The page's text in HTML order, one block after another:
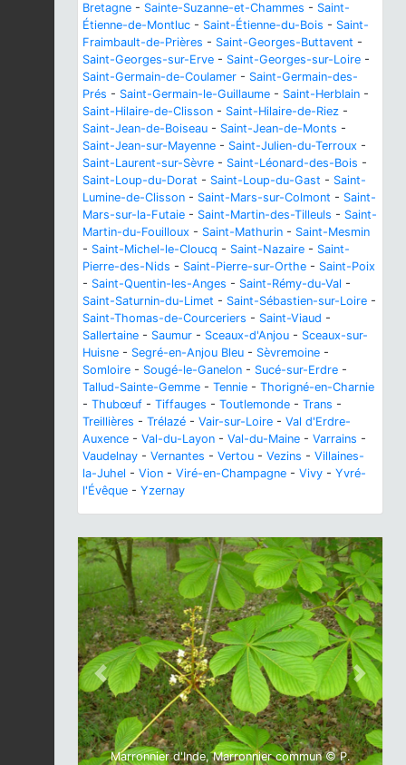
Bretagne - Sainte-Suzanne-et-Chammes - Saint-
Étienne-de-Montluc - Saint-Étienne-du-Bois - Saint-
Fraimbault-de-Prières - Saint-Georges-Buttavent -
Saint-Georges-sur-Erve - Saint-Georges-sur-Loire -
Saint-Germain-de-Coulamer - Saint-Germain-des-
Prés - Saint-Germain-le-Guillaume - Saint-Herblain -
Saint-Hilaire-de-Clisson - Saint-Hilaire-de-Riez -
Saint-Jean-de-Boiseau - Saint-Jean-de-Monts -
Saint-Jean-sur-Mayenne - Saint-Julien-du-Terroux -
Saint-Laurent-sur-Sèvre - Saint-Léonard-des-Bois -
Saint-Loup-du-Dorat - Saint-Loup-du-Gast - Saint-
Lumine-de-Clisson - Saint-Mars-sur-Colmont - Saint-
Mars-sur-la-Futaie - Saint-Martin-des-Tilleuls - Saint-
Martin-du-Fouilloux - Saint-Mathurin - Saint-Mesmin
- Saint-Michel-le-Cloucq - Saint-Nazaire - Saint-
Pierre-des-Nids - Saint-Pierre-sur-Orthe - Saint-Poix
- Saint-Quentin-les-Anges - Saint-Rémy-du-Val -
Saint-Saturnin-du-Limet - Saint-Sébastien-sur-Loire -
Saint-Thomas-de-Courceriers - Saint-Viaud -
Sallertaine - Saumur - Sceaux-d'Anjou - Sceaux-sur-
Huisne - Segré-en-Anjou Bleu - Sèvremoine -
Somloire - Sougé-le-Ganelon - Sucé-sur-Erdre -
Tallud-Sainte-Gemme - Tennie - Thorigné-en-Charnie
- Thubœuf - Tiffauges - Toutlemonde - Trans -
Treillières - Trélazé - Vair-sur-Loire - Val d'Erdre-
Auxence - Val-du-Layon - Val-du-Maine - Varrains -
Vaudelnay - Vernantes - Vertou - Vezins - Villaines-
la-Juhel - Vion - Viré-en-Champagne - Vivy - Yvré-
l'Évêque - Yzernay
Marronnier d'Inde, Marronnier commun © P.
Previous Next